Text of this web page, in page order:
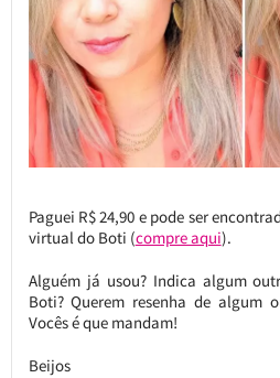
Paguei R$ 24,90 e pode ser
virtual do Boti (compre aqui).
Alguém já usou? Indica algum
Boti? Querem resenha de algum
Vocês é que mandam!
Beijos